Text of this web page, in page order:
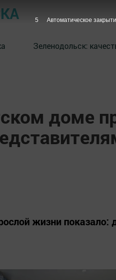
⁠Зеленодольск:
доме
жизни показало:
5 Автоматическое